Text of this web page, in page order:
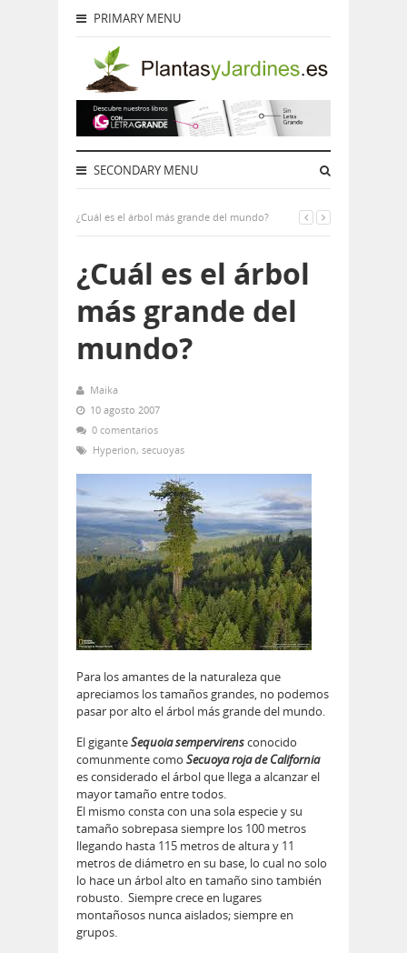
PRIMARY MENU
SECONDARY MENU
¿Cuál es el árbol más grande del mundo?
¿Cuál es el árbol
más grande del
mundo?
Maika
10 agosto 2007
0 comentarios
Hyperion, secuoyas
Para los amantes de la naturaleza que
apreciamos los tamaños grandes, no podemos
pasar por alto el árbol más grande del mundo.
El giganteSequoia sempervirensconocido
comunmente como Secuoya roja de California
es considerado el árbol que llega a alcanzar el
mayor tamaño entre todos.
El mismo consta con una sola especie y su
tamaño sobrepasa siempre los 100 metros
llegando hasta 115 metros de altura y 11
metros de diámetro en su base, lo cual no solo
lo hace un árbol alto en tamaño sino también
robusto. Siempre crece en lugares
montañosos nunca aislados; siempre en
grupos.